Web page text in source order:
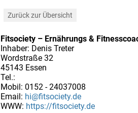
Zurück zur Übersicht
Fitsociety – Ernährungs &
Inhaber: Denis Treter
Wordstraße 32
45143 Essen
Tel.:
Mobil: 0152 - 24037008
Email: hi@fitsociety.de
WWW: https://fitsociety.de